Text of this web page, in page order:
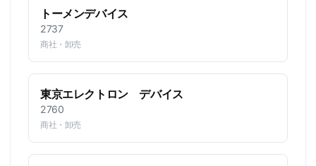
トーメンデバイス
2737
商社・卸売
東京エレクトロン デバイス
2760
商社・卸売